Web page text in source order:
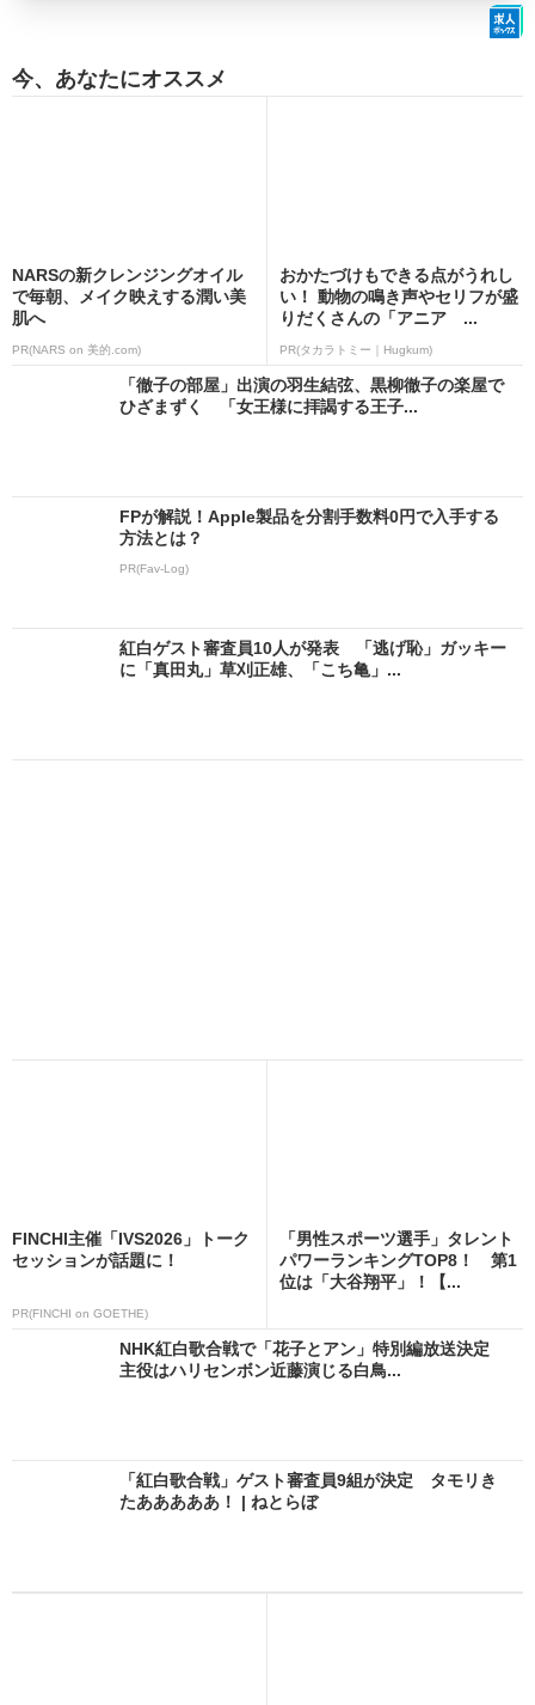
今、あなたにオススメ
NARSの新クレンジングオイル
で毎朝、メイク映えする潤い美
肌へ
PR(NARS on 美的.com)
おかたづけもできる点がうれし
い！ 動物の鳴き声やセリフが盛
りだくさんの「アニア ...
PR(タカラトミー｜Hugkum)
「徹子の部屋」出演の羽生結弦、黒柳徹子の楽屋で
ひざまずく 「女王様に拝謁する王子...
FPが解説！Apple製品を分割手数料0円で入手する
方法とは？
PR(Fav-Log)
紅白ゲスト審査員10人が発表 「逃げ恥」ガッキー
に「真田丸」草刈正雄、「こち亀」...
FINCHI主催「IVS2026」トーク
セッションが話題に！
PR(FINCHI on GOETHE)
「男性スポーツ選手」タレント
パワーランキングTOP8！ 第1
位は「大谷翔平」！【...
NHK紅白歌合戦で「花子とアン」特別編放送決定
主役はハリセンボン近藤演じる白鳥...
「紅白歌合戦」ゲスト審査員9組が決定 タモリき
たあああああ！ | ねとらぼ